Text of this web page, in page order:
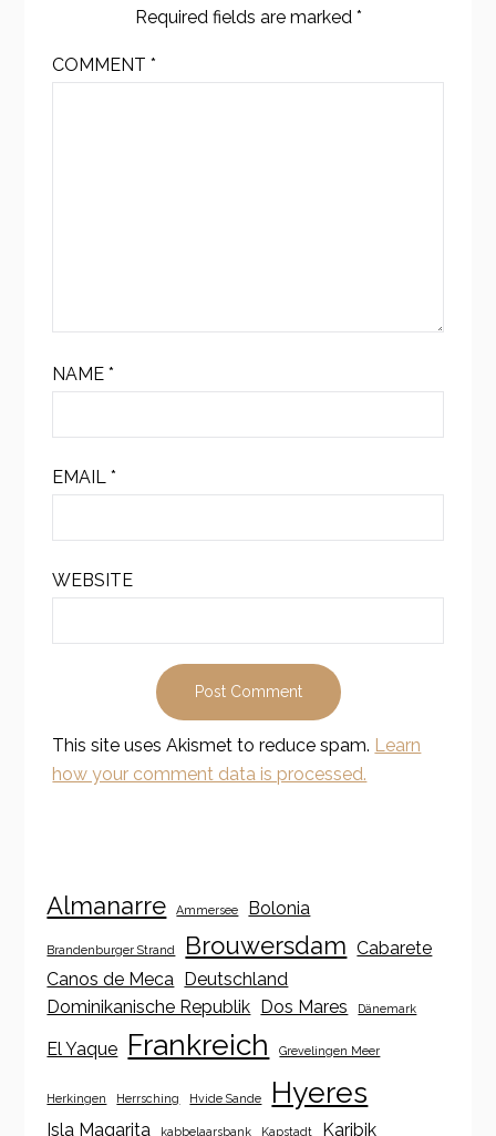
Required fields are marked *
COMMENT*
NAME*
EMAIL*
WEBSITE
This site uses Akismet to reduce spam. Learn
how your comment data is processed.
Almanarre Ammersee Bolonia
Brandenburger Strand Brouwersdam Cabarete
Canos de Meca Deutschland
Dominikanische Republik Dos Mares Dänemark
El Yaque Frankreich Grevelingen Meer
Herkingen Herrsching Hvide Sande Hyeres
Isla Magarita kabbelaarsbank Kapstadt Karibik